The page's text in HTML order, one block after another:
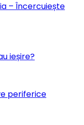
– Încercuiește
ieșire?
periferice